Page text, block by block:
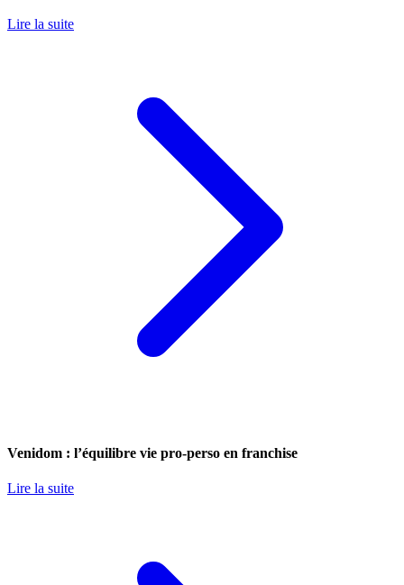
Lire la suite
Venidom : l’équilibre vie pro-perso en franchise
Lire la suite